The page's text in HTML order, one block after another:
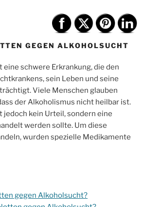
GEGEN ALKOHOLSUCHT
eine schwere Erkrankung, die den
sein Leben und seine
Viele Menschen glauben
der Alkoholismus nicht heilbar ist.
jedoch kein Urteil, sondern eine
werden sollte. Um diese
wurden spezielle Medikamente
gegen Alkoholsucht?